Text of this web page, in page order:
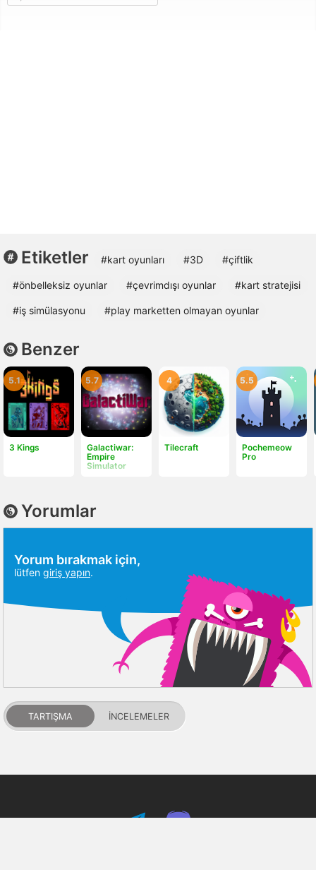
Etiketler #kart oyunları #3D #çiftlik
#önbelleksiz oyunlar #çevrimdışı oyunlar #kart stratejisi
#iş simülasyonu #play marketten olmayan oyunlar
Benzer
3 Kings
5.1
Galactiwar:
Empire
Simulator
5.7
Tilecraft
4
Pochemeow
Pro
5.5
Yorumlar
Yorum bırakmak için,
lütfen giriş yapın.
TARTIŞMA İNCELEMELER